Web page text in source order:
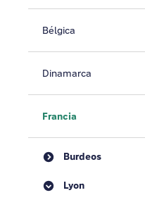
Bélgica
Dinamarca
Francia
Burdeos
Lyon